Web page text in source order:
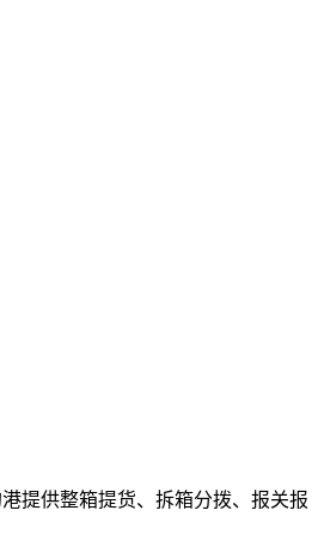
提供整箱提货、拆箱分拨、报关报